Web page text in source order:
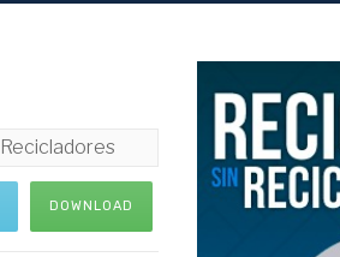
DOWNLOAD